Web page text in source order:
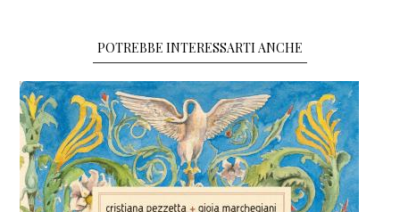
POTREBBE INTERESSARTI ANCHE